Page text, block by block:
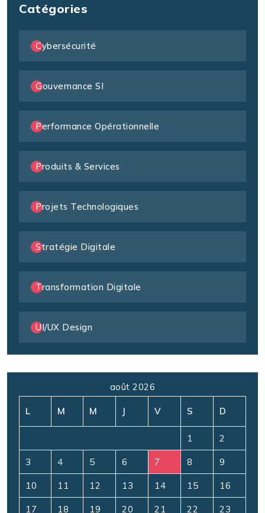
Catégories
Cybersécurité
Gouvernance SI
Performance Opérationnelle
Produits & Services
Projets Technologiques
Stratégie Digitale
Transformation Digitale
UI/UX Design
août 2026
L M M J V S D
1 2
3 4 5 6 7 8 9
10 11 12 13 14 15 16
17 18 19 20 21 22 23